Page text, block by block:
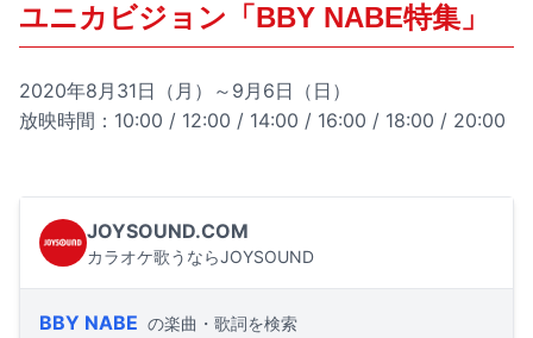
ユニカビジョン「BBY NABE特集」
2020年8月31日（月）～9月6日（日）
放映時間：10:00 / 12:00 / 14:00 / 16:00 / 18:00 / 20:00
JOYSOUND.COM
カラオケ歌うならJOYSOUND
BBY NABE の楽曲・歌詞を検索